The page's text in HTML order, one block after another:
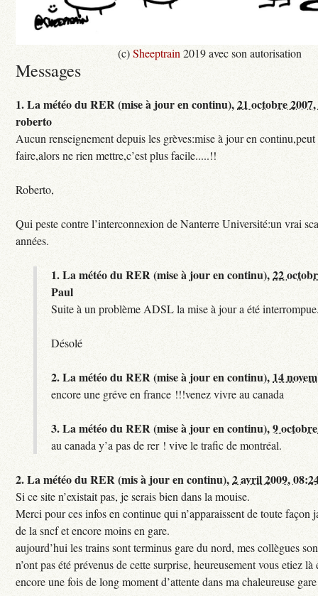
(c)Sheeptrain 2019 avec son autorisation
Messages
1.La météo du RER (mise à jour en continu),21 octobre
roberto
Aucun renseignement depuis les grèves:mise à jour en
faire,alors ne rien mettre,c’est plus facile.....!!
Roberto,
Qui peste contre l’interconnexion de Nanterre Université:un vrai
années.
1.La météo du RER (mise à jour en continu),22
Paul
Suite à un problème ADSL la mise à jour a été
Désolé
2.La météo du RER (mise à jour en continu), 14
encore une gréve en france !!!venez vivre au canada
3.La météo du RER (mise à jour en continu),9
au canada y’a pas de rer ! vive le trafic de montréal.
2.La météo du RER (mis à jour en continu),2 avril 2009,
Si ce site n’existait pas, je serais bien dans la mouise.
Merci pour ces infos en continue qui n’apparaissent de toute façon
de la sncf et encore moins en gare.
aujourd’hui les trains sont terminus gare du nord, mes collègues
n’ont pas été prévenus de cette surprise, heureusement vous etiez là
encore une fois de long moment d’attente dans ma chaleureuse